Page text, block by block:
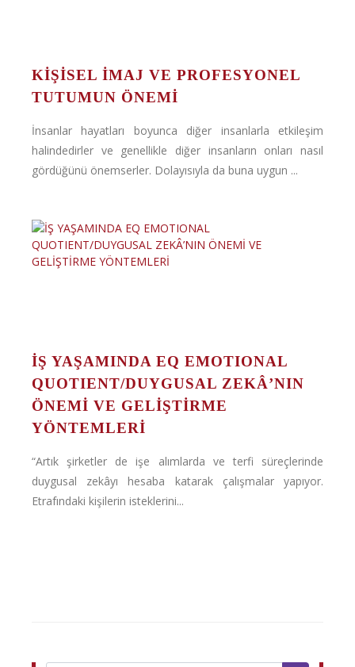
KIŞISEL İMAJ VE PROFESYONEL
TUTUMUN ÖNEMI
İnsanlar hayatları boyunca diğer insanlarla etkileşim
halindedirler ve genellikle diğer insanların onları nasıl
gördüğünü önemserler. Dolayısıyla da buna uygun ...
İŞ YAŞAMINDA EQ EMOTIONAL
QUOTIENT/DUYGUSAL ZEKÂ’NIN
ÖNEMİ VE GELİŞTİRME
YÖNTEMLERİ
“Artık şirketler de işe alımlarda ve terfi süreçlerinde
duygusal zekâyı hesaba katarak çalışmalar yapıyor.
Etrafındaki kişilerin isteklerini...